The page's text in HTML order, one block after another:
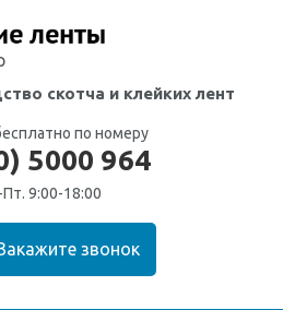
скотча и клейких лент
по номеру
5000 964
9:00-18:00